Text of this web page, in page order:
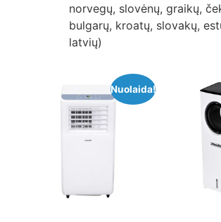
norvegų, slovėnų, graikų,
bulgarų, kroatų, slovakų,
latvių)
Nuolaida!